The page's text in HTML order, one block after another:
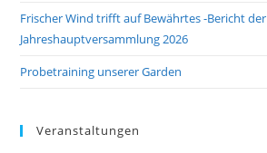
Frischer Wind trifft auf Bewährtes -Bericht der
Jahreshauptversammlung 2026
Probetraining unserer Garden
Veranstaltungen